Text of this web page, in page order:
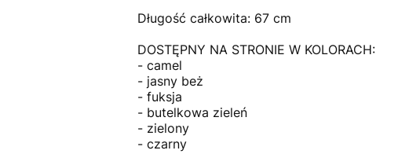
Długość całkowita: 67 cm
DOSTĘPNY NA STRONIE W KOLORACH:
- camel
- jasny beż
- fuksja
- butelkowa zieleń
- zielony
- czarny